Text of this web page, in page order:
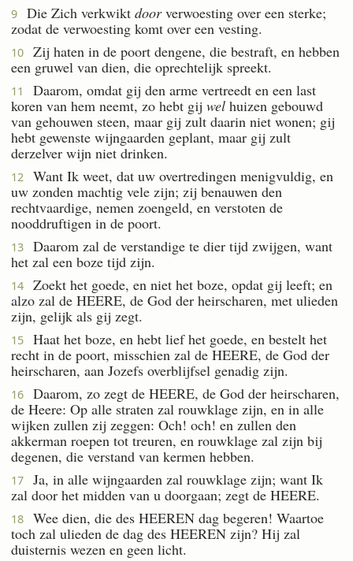
9 Die Zich verkwikt doorverwoesting over een sterke;
zodat de verwoesting komt over een vesting.
10
Zij haten in de poort dengene, die bestraft, en hebben
een gruwel van dien, die oprechtelijk spreekt.
11
Daarom, omdat gij den arme vertreedt en een last
koren van hem neemt, zo hebt gij wel huizen gebouwd
van gehouwen steen, maar gij zult daarin niet wonen; gij
hebt gewenste wijngaarden geplant, maar gij zult
derzelver wijn niet drinken.
12
Want Ik weet, dat uw overtredingen menigvuldig, en
uw zonden machtig vele zijn; zij benauwen den
rechtvaardige, nemen zoengeld, en verstoten de
nooddruftigen in de poort.
13
Daarom zal de verstandige te dier tijd zwijgen, want
het zal een boze tijd zijn.
14
Zoekt het goede, en niet het boze, opdat gij leeft; en
alzo zal de HEERE, de God der heirscharen, met ulieden
zijn, gelijk als gij zegt.
15
Haat het boze, en hebt lief het goede, en bestelt het
recht in de poort, misschien zal de HEERE, de God der
heirscharen, aan Jozefs overblijfsel genadig zijn.
16
Daarom, zo zegt de HEERE, de God der heirscharen,
de Heere: Op alle straten zal rouwklage zijn, en in alle
wijken zullen zij zeggen: Och! och! en zullen den
akkerman roepen tot treuren, en rouwklage zal zijn bij
degenen, die verstand van kermen hebben.
17
Ja, in alle wijngaarden zal rouwklage zijn; want Ik
zal door het midden van u doorgaan; zegt de HEERE.
18
Wee dien, die des HEEREN dag begeren! Waartoe
toch zal ulieden de dag des HEEREN zijn? Hij zal
duisternis wezen en geen licht.